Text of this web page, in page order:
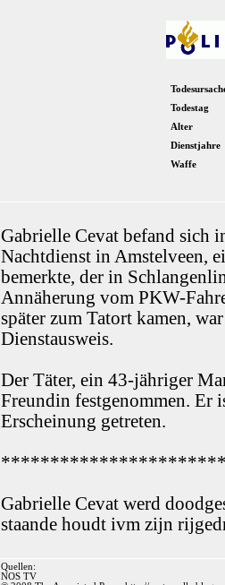
Todestag
Alter
Dienstjahre
Waffe
Gabrielle Cevat befand sich
Nachtdienst in Amstelveen,
bemerkte, der in
Annäherung vom PKW-
später zum Tatort kamen,
Dienstausweis.
Der Täter, ein 43-jähriger
Freundin festgenommen. Er
Erscheinung getreten.
Gabrielle Cevat werd
staande houdt ivm zijn
Quellen:
NOS TV